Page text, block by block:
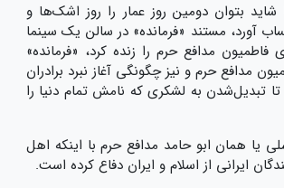
بتوان دومین روز عمار را روز اشک‌ها و
آورد، مستند «فرمانده» در سالن یک سینما
مدافع حرم را زنده کرد، «فرمانده»
مدافع حرم و نیز چگونگی آغاز نبرد برادران
تبدیل‌شدن به لشکری که نامش تمام دنیا را
یا همان ابو حامد مدافع حرم با اینکه اهل
ایرانی از اسلام و ایران دفاع کرده است.